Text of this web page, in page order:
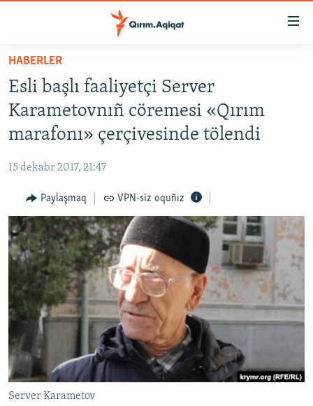
Esas
qaytmaq
Baş
navigatsiyağa
qaytmaq
Qıdıruvğa
HABERLER
İQTİSADİYAT
MEDENİYET
İNSAN AQLARI
VİDEO
SÜRET
BLOGLAR
FİKİR
Русский
Українською
QOŞULIÑIZ!
HABERLER
Esli başlı faaliyetçi Server
Karametovnıñ cöremesi «Qırım
marafonı» çerçivesinde tölendi
15 dekabr 2017, 21:47
Paylaşmaq VPN-siz oquñız
Server Karametov